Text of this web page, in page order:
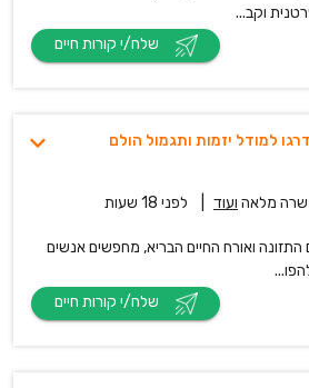
וקב...
למודל יזמות ותגמול הולם
מלאה ועוד לפני 18 שעות
התזונה ואורח החיים הבריא, מחפשים אנשים